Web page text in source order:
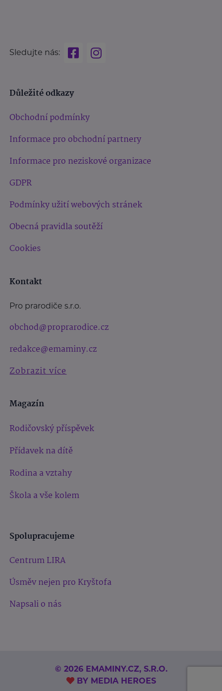
Sledujte nás:
Důležité odkazy
Obchodní podmínky
Informace pro obchodní partnery
Informace pro neziskové organizace
GDPR
Podmínky užití webových stránek
Obecná pravidla soutěží
Cookies
Kontakt
Pro prarodiče s.r.o.
obchod@proprarodice.cz
redakce@emaminy.cz
Zobrazit více
Magazín
Rodičovský příspěvek
Přídavek na dítě
Rodina a vztahy
Škola a vše kolem
Spolupracujeme
Centrum LIRA
Úsměv nejen pro Kryštofa
Napsali o nás
© 2026 EMAMINY.CZ, S.R.O.
BY MEDIA HEROES